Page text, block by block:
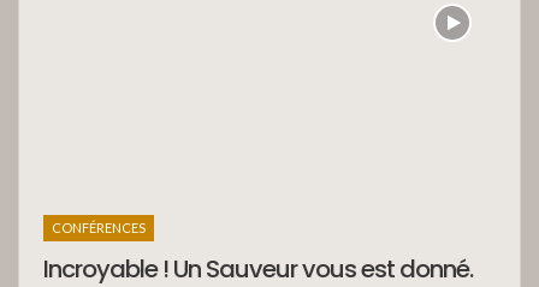
CONFÉRENCES
Incroyable ! Un Sauveur vous est donné.